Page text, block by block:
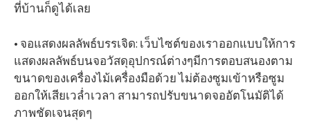
ที่บ้านก็ดูได้เลย
• จอแสดงผลลัพธ์บรรเจิด: เว็บไซต์ของเราออกแบบให้การ
แสดงผลลัพธ์บนจอวัสดุอุปกรณ์ต่างๆมีการตอบสนองตาม
ขนาดของเครื่องไม้เครื่องมือด้วย ไม่ต้องซูมเข้าหรือซูม
ออกให้เสียเวล่ำเวลา สามารถปรับขนาดจออัตโนมัติได้
ภาพชัดเจนสุดๆ